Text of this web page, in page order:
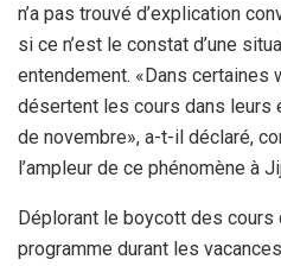
n’a pas trouvé d’explication
si ce n’est le constat d’une
entendement. «Dans certaines
désertent les cours dans
de novembre», a-t-il déclaré,
l’ampleur de ce phénomène à
Déplorant le boycott des
programme durant les